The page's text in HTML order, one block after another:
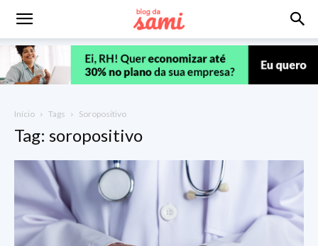
Início Tags Soropositivo
Tag: soropositivo